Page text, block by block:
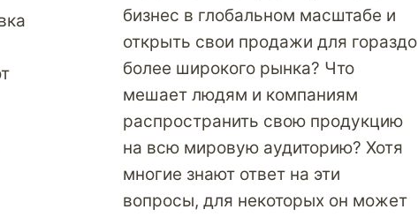
бизнес в глобальном масштабе и
открыть свои продажи для гораздо
более широкого рынка? Что
мешает людям и компаниям
распространить свою продукцию
на всю мировую аудиторию? Хотя
многие знают ответ на эти
вопросы, для некоторых он может